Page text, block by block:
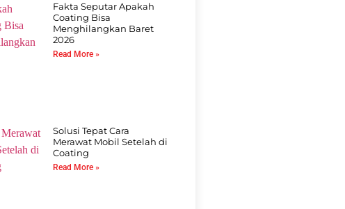
Fakta Seputar Apakah
Coating Bisa
Menghilangkan Baret
2026
Read More »
Solusi Tepat Cara
Merawat Mobil Setelah di
Coating
Read More »